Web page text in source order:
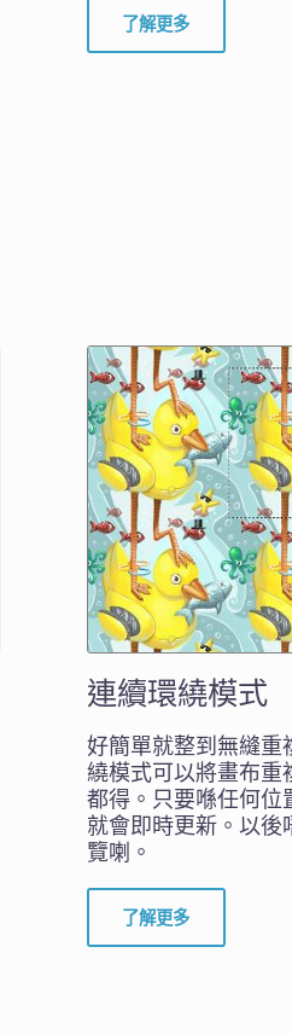
了解更多
連續環繞模式
好簡單就整到無縫重
繞模式可以將畫布重
都得。只要喺任何位
就會即時更新。以後
覽喇。
了解更多